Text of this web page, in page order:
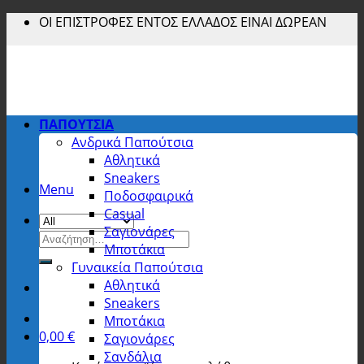
Skip ΟΙ ΕΠΙΣΤΡΟΦΕΣ ΕΝΤΟΣ ΕΛΛΑΔΟΣ ΕΙΝΑΙ ΔΩΡΕΑΝ
Menu
Αναζήτηση
για:
0,00€
ΠΑΠΟΥΤΣΙΑ
Ανδρικά Παπούτσια
Αθλητικά
Sneakers
Ποδοσφαιρικά
Casual
Σαγιονάρες
Μποτάκια
Γυναικεία Παπούτσια
Αθλητικά
Sneakers
Μποτάκια
Σαγιονάρες
Σανδάλια